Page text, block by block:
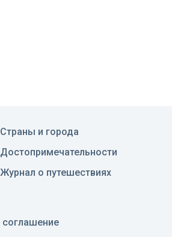
Страны и города
Достопримечательности
Журнал о путешествиях
соглашение